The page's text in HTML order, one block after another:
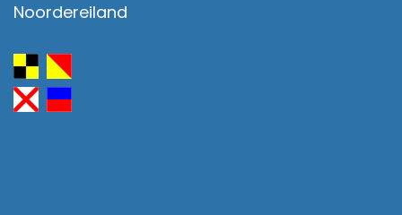
Noordereiland